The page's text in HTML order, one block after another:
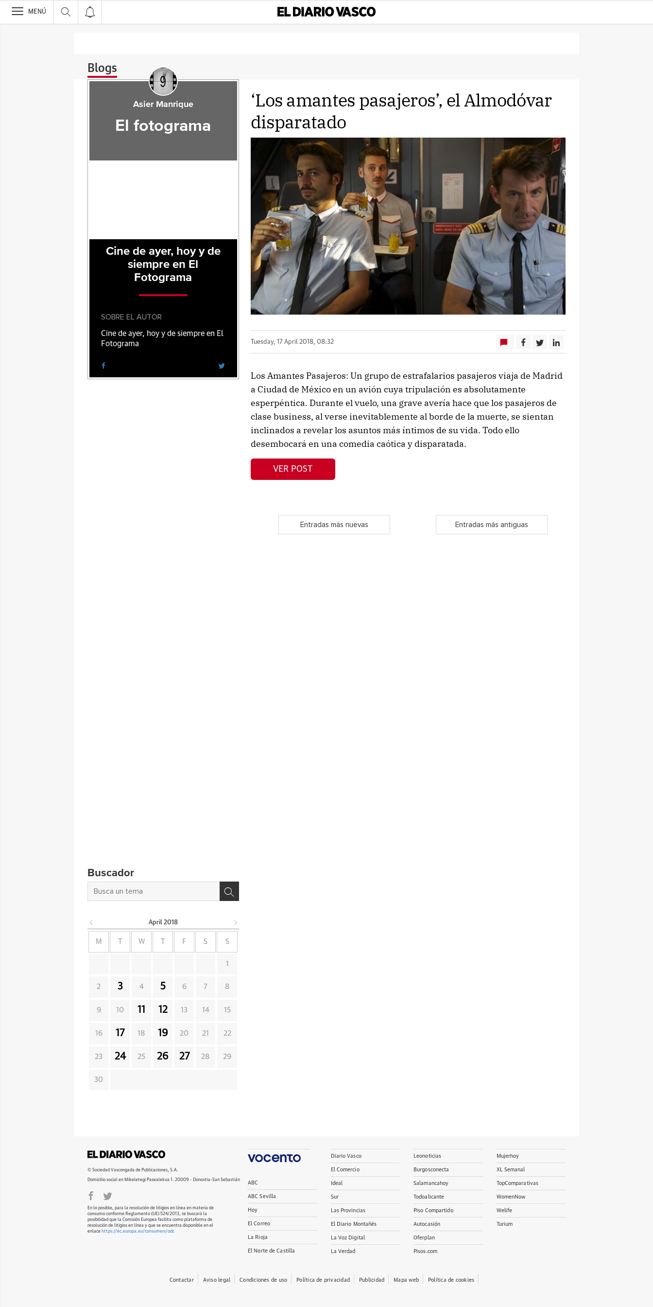
>
MENÚ
Blogs
‘Los amantes pasajeros’, el Almodóvar
disparatado
Tuesday, 17 April 2018, 08:32
Los Amantes Pasajeros: Un grupo de estrafalarios pasajeros viaja de Madrid
a Ciudad de México en un avión cuya tripulación es absolutamente
esperpéntica. Durante el vuelo, una grave avería hace que los pasajeros de
clase business, al verse inevitablemente al borde de la muerte, se sientan
inclinados a revelar los asuntos más íntimos de su vida. Todo ello
desembocará en una comedia caótica y disparatada.
VER POST
Entradas más nuevas Entradas más antiguas
Asier Manrique
El fotograma
Cine de ayer, hoy y de
siempre en El
Fotograma
SOBRE EL AUTOR
Cine de ayer, hoy y de siempre en El
Fotograma
Buscador
April 2018
M W F S S
1
2 3 4 5 6 7 8
9 10 11 12 13 14 15
16 17 18 19 20 21 22
23 24 25 26 27 28 29
30
© Sociedad Vascongada de Publicaciones, S.A.
Domicilio social en Mikeletegi Pasealekua 1. 20009 - Donostia-San Sebastián
En lo posible, para la resolución de litigios en línea en materia de
consumo conforme Reglamento (UE) 524/2013, se buscará la
posibilidad que la Comisión Europea facilita como plataforma de
resolución de litigios en línea y que se encuentra disponible en el
enlace https://ec.europa.eu/consumers/odr.
ABC
ABC Sevilla
Hoy
El Correo
La Rioja
El Norte de Castilla
Diario Vasco
El Comercio
Ideal
Sur
Las Provincias
El Diario Montañés
La Voz Digital
La Verdad
Leonoticias
Burgosconecta
Salamancahoy
Todoalicante
Piso Compartido
Autocasión
Oferplan
Pisos.com
Mujerhoy
XL Semanal
TopComparativas
WomenNow
Welife
Turium
Contactar Aviso legal Condiciones de uso Política de privacidad Publicidad Mapa web Política de cookies